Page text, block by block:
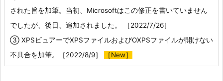
された旨を加筆。当初、Microsoftはこの修正を書いていません
でしたが、後日、追加されました。 ［2022/7/26］
③ XPSビュアーでXPSファイルおよびOXPSファイルが開けない
不具合を加筆。［2022/8/9］
［New］